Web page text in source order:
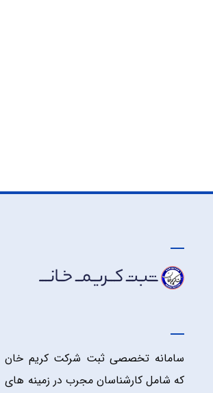
سامانه تخصصی ثبت شرکت کریم خان
که شامل کارشناسان مجرب در زمینه های